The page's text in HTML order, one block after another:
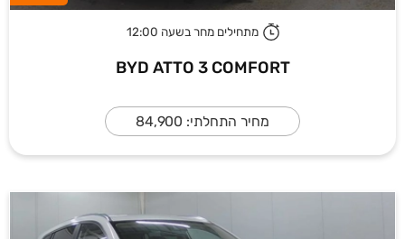
מתחילים מחר בשעה 12:00
BYD ATTO 3 COMFORT
מחיר התחלתי: 84,900